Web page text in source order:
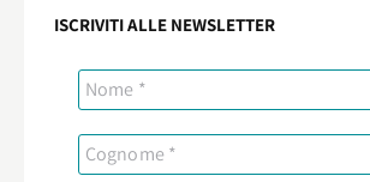
ISCRIVITI ALLE NEWSLETTER